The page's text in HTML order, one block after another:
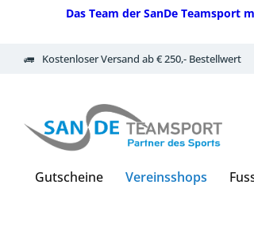
Das Team der SanDe
Kostenloser Versand ab € 250,- Bestellwert
Gutscheine Vereinsshops